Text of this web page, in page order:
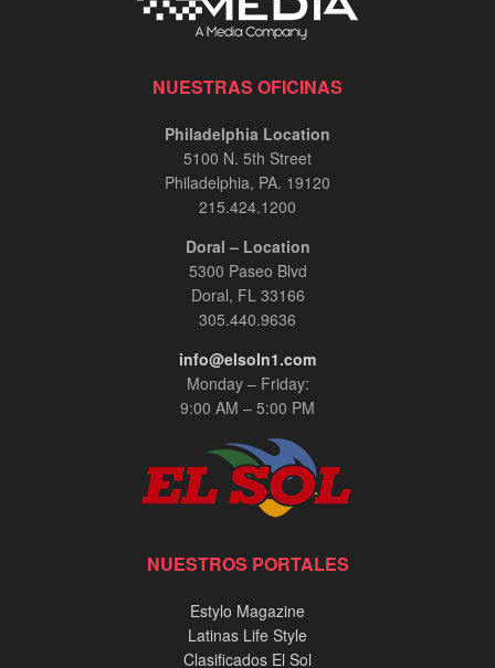
NUESTRAS OFICINAS
Philadelphia Location
5100 N. 5th Street
Philadelphia, PA. 19120
215.424.1200
Doral – Location
5300 Paseo Blvd
Doral, FL 33166
305.440.9636
info@elsoln1.com
Monday – Friday:
9:00 AM – 5:00 PM
NUESTROS PORTALES
Estylo Magazine
Latinas Life Style
Clasificados El Sol